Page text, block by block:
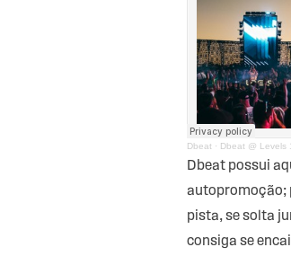
Dbeat · Dbeat @ Levels
Dbeat possui
autopromoção;
pista, se solta
consiga se